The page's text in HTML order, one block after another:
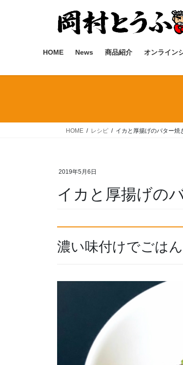
ス
ン
HOME News 商品紹介 オンライン
HOME レシピ イカと厚揚げのバター焼
2019年5月6日
イカと厚揚げの
濃い味付けでごは